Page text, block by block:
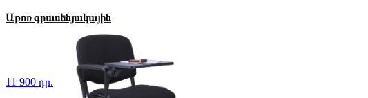
Աթոռ գրասենյակային
11 900 դր.